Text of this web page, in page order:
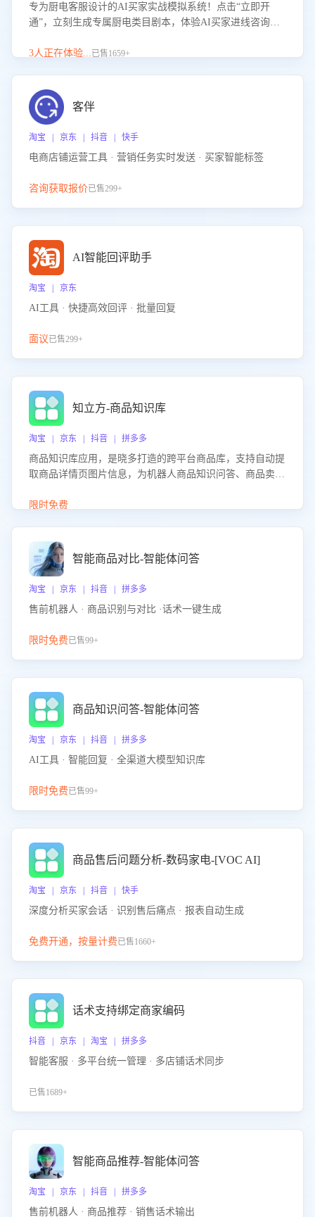
专为厨电客服设计的AI买家实战模拟系统！点击“立即开
通”，立刻生成专属厨电类目剧本，体验AI买家进线咨询真
实场景应对技巧！
3人正在体验...已售1659+
客伴
淘宝 | 京东 | 抖音 | 快手
电商店铺运营工具 · 营销任务实时发送 · 买家智能标签
咨询获取报价已售299+
AI智能回评助手
淘宝 | 京东
AI工具 · 快捷高效回评 · 批量回复
面议已售299+
知立方-商品知识库
淘宝 | 京东 | 抖音 | 拼多多
商品知识库应用，是晓多打造的跨平台商品库，支持自动提
取商品详情页图片信息，为机器人商品知识问答、商品卖点
限时免费
智能商品对比-智能体问答
淘宝 | 京东 | 抖音 | 拼多多
售前机器人 · 商品识别与对比 ·话术一键生成
限时免费已售99+
商品知识问答-智能体问答
淘宝 | 京东 | 抖音 | 拼多多
AI工具 · 智能回复 · 全渠道大模型知识库
限时免费已售99+
商品售后问题分析-数码家电-[VOC AI]
淘宝 | 京东 | 抖音 | 快手
深度分析买家会话 · 识别售后痛点 · 报表自动生成
免费开通，按量计费已售1660+
话术支持绑定商家编码
抖音 | 京东 | 淘宝 | 拼多多
智能客服 · 多平台统一管理 · 多店铺话术同步
已售1689+
智能商品推荐-智能体问答
淘宝 | 京东 | 抖音 | 拼多多
售前机器人 · 商品推荐 · 销售话术输出